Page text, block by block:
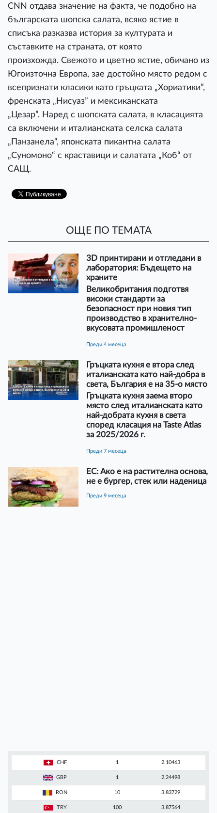
CNN отдава значение на факта, че подобно на
българската шопска салата, всяко ястие в
списъка разказва история за културата и
съставките на страната, от която
произхожда. Свежото и цветно ястие, обичано из
Югоизточна Европа, зае достойно място редом с
всепризнати класики като гръцката „Хориатики”,
френската „Нисуаз” и мексиканската
„Цезар”. Наред с шопската салата, в класацията
са включени и италианската селска салата
„Панзанела“, японската пикантна салата
„Суномоно“ с краставици и салатата „Коб“ от
САЩ.
ОЩЕ ПО ТЕМАТА
3D принтирани и отгледани в
лаборатория: Бъдещето на
храните
Великобритания подготвя
високи стандарти за
безопасност при новия тип
производство в хранително-
вкусовата промишленост
преди 4 месеца
Гръцката кухня е втора след
италианската като най-добра в
света, България е на 35-о място
Гръцката кухня заема второ
място след италианската като
най-добрата кухня в света
според класация на Taste Аtlas
за 2025/2026 г.
преди 7 месеца
ЕС: Ако е на растителна основа,
не е бургер, стек или наденица
преди 9 месеца
CHF 1 2.10463
GBP 1 2.24498
RON 10 3.83729
TRY 100 3.87564